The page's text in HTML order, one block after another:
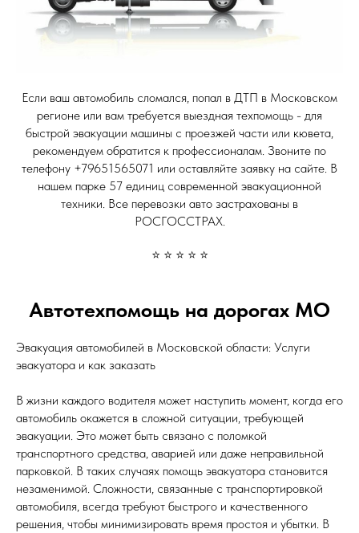
Если ваш автомобиль сломался, попал в ДТП в Московском
регионе или вам требуется выездная техпомощь - для
быстрой эвакуации машины с проезжей части или кювета,
рекомендуем обратится к профессионалам. Звоните по
телефону +79651565071 или оставляйте заявку на сайте. В
нашем парке 57 единиц современной эвакуационной
техники. Все перевозки авто застрахованы в
РОСГОССТРАХ.
⭐ ⭐ ⭐ ⭐ ⭐
Автотехпомощь на дорогах МО
Эвакуация автомобилей в Московской области: Услуги
эвакуатора и как заказать
В жизни каждого водителя может наступить момент, когда его
автомобиль окажется в сложной ситуации, требующей
эвакуации. Это может быть связано с поломкой
транспортного средства, аварией или даже неправильной
парковкой. В таких случаях помощь эвакуатора становится
незаменимой. Сложности, связанные с транспортировкой
автомобиля, всегда требуют быстрого и качественного
решения, чтобы минимизировать время простоя и убытки. В